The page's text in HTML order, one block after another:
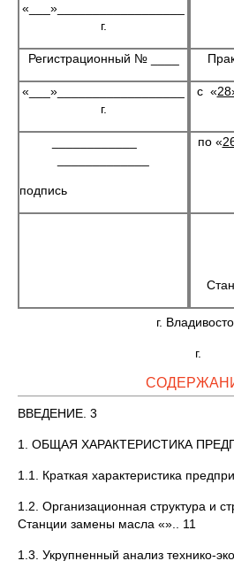
«___»__________________
г.
Регистрационный № ____
«___»__________________
г.
с «
подпись
по «
г.
г.
ВВЕДЕНИЕ. 3
1. ОБЩАЯ ХАРАКТЕРИСТИКА
1.1. Краткая характеристика
1.2. Организационная структура и
Станции замены масла «».. 11
1.3. Укрупненный анализ технико-